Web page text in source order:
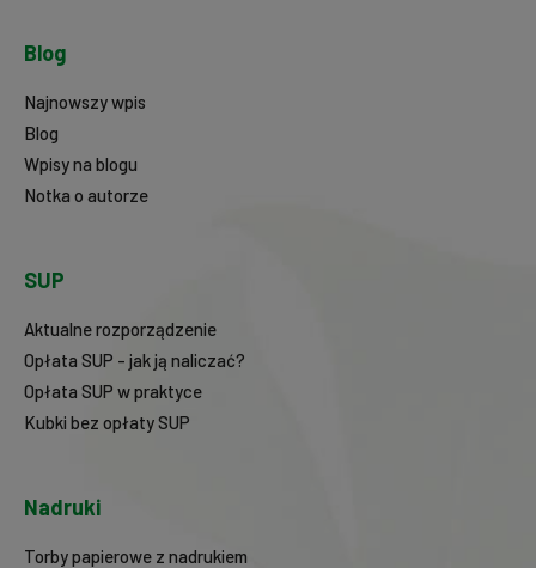
Blog
Najnowszy wpis
Blog
Wpisy na blogu
Notka o autorze
SUP
Aktualne rozporządzenie
Opłata SUP - jak ją naliczać?
Opłata SUP w praktyce
Kubki bez opłaty SUP
Nadruki
Torby papierowe z nadrukiem